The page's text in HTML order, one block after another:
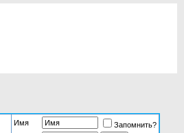
Имя
Запомнить?